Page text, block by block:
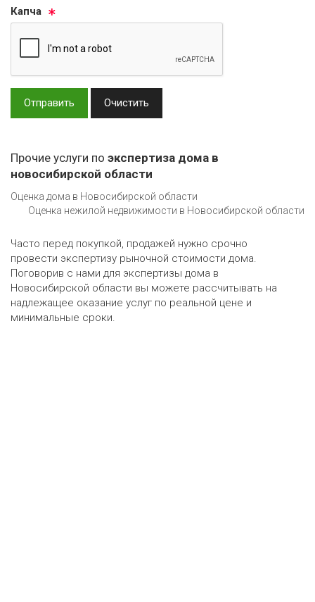
Кап­ча
Отправить Очистить
Прочие услуги по экспертиза дома в
новосибирской области
Оценка дома в Новосибирской области
Оценка нежилой недвижимости в Новосибирской области
Часто перед покупкой, продажей нужно срочно
провести экспертизу рыночной стоимости дома.
Поговорив с нами для экспертизы дома в
Новосибирской области вы можете рассчитывать на
надлежащее оказание услуг по реальной цене и
минимальные сроки.